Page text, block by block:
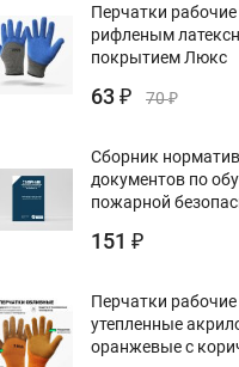
Перчатки
рифленым
покрытием Люкс
63 ₽ 70₽
Сборник
документов по
пожарной
151 ₽
Перчатки
утепленные
оранжевые с